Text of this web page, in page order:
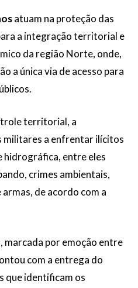
atuam na proteção das
a integração territorial e
da região Norte, onde,
a única via de acesso para
territorial, a
militares a enfrentar ilícitos
hidrográfica, entre eles
crimes ambientais,
de acordo com a
por emoção entre
com a entrega do
que identificam os